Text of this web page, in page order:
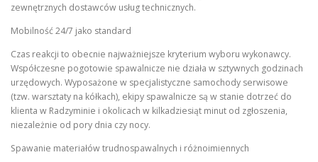
zewnętrznych dostawców usług technicznych.
Mobilność 24/7 jako standard
Czas reakcji to obecnie najważniejsze kryterium wyboru wykonawcy.
Współczesne pogotowie spawalnicze nie działa w sztywnych godzinach
urzędowych. Wyposażone w specjalistyczne samochody serwisowe
(tzw. warsztaty na kółkach), ekipy spawalnicze są w stanie dotrzeć do
klienta w Radzyminie i okolicach w kilkadziesiąt minut od zgłoszenia,
niezależnie od pory dnia czy nocy.
Spawanie materiałów trudnospawalnych i różnoimiennych